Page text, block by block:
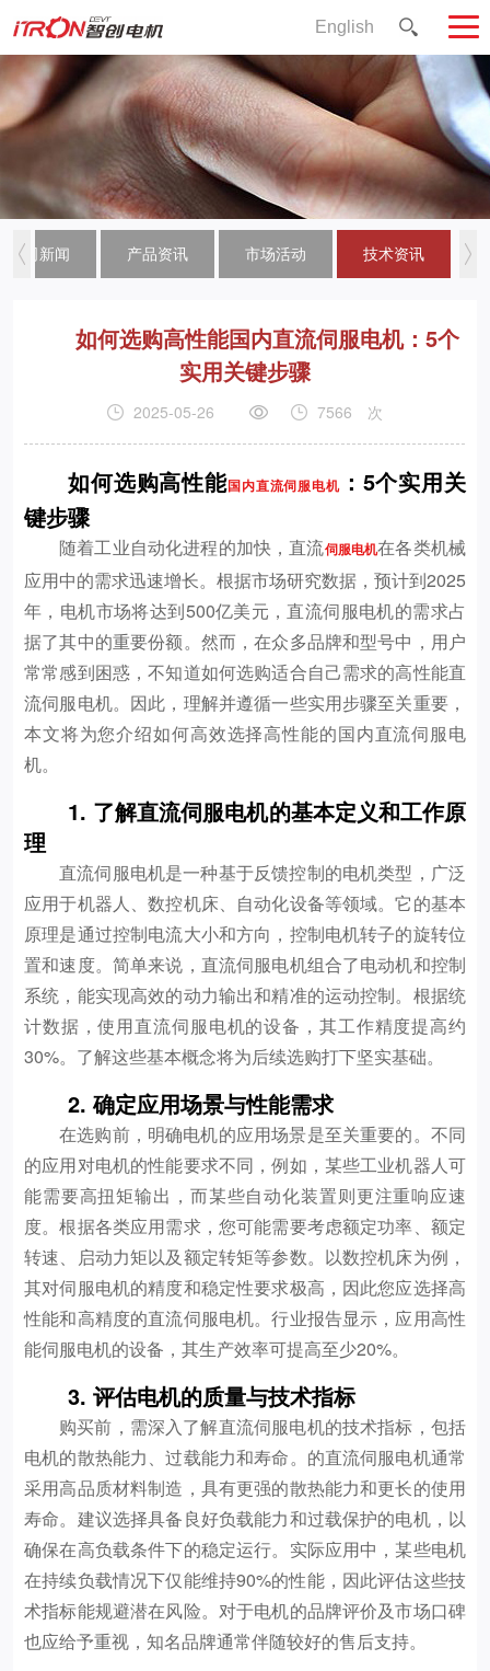
English
公司新闻 产品资讯 市场活动 技术资讯
如何选购高性能国内直流伺服电机：5个
实用关键步骤
2025-05-26 7566 次
如何选购高性能国内直流伺服电机：5个实用关
键步骤
随着工业自动化进程的加快，直流伺服电机在各类机械
应用中的需求迅速增长。根据市场研究数据，预计到2025
年，电机市场将达到500亿美元，直流伺服电机的需求占
据了其中的重要份额。然而，在众多品牌和型号中，用户
常常感到困惑，不知道如何选购适合自己需求的高性能直
流伺服电机。因此，理解并遵循一些实用步骤至关重要，
本文将为您介绍如何高效选择高性能的国内直流伺服电
机。
1. 了解直流伺服电机的基本定义和工作原
理
直流伺服电机是一种基于反馈控制的电机类型，广泛
应用于机器人、数控机床、自动化设备等领域。它的基本
原理是通过控制电流大小和方向，控制电机转子的旋转位
置和速度。简单来说，直流伺服电机组合了电动机和控制
系统，能实现高效的动力输出和精准的运动控制。根据统
计数据，使用直流伺服电机的设备，其工作精度提高约
30%。了解这些基本概念将为后续选购打下坚实基础。
2. 确定应用场景与性能需求
在选购前，明确电机的应用场景是至关重要的。不同
的应用对电机的性能要求不同，例如，某些工业机器人可
能需要高扭矩输出，而某些自动化装置则更注重响应速
度。根据各类应用需求，您可能需要考虑额定功率、额定
转速、启动力矩以及额定转矩等参数。以数控机床为例，
其对伺服电机的精度和稳定性要求极高，因此您应选择高
性能和高精度的直流伺服电机。行业报告显示，应用高性
能伺服电机的设备，其生产效率可提高至少20%。
3. 评估电机的质量与技术指标
购买前，需深入了解直流伺服电机的技术指标，包括
电机的散热能力、过载能力和寿命。的直流伺服电机通常
采用高品质材料制造，具有更强的散热能力和更长的使用
寿命。建议选择具备良好负载能力和过载保护的电机，以
确保在高负载条件下的稳定运行。实际应用中，某些电机
在持续负载情况下仅能维持90%的性能，因此评估这些技
术指标能规避潜在风险。对于电机的品牌评价及市场口碑
也应给予重视，知名品牌通常伴随较好的售后支持。